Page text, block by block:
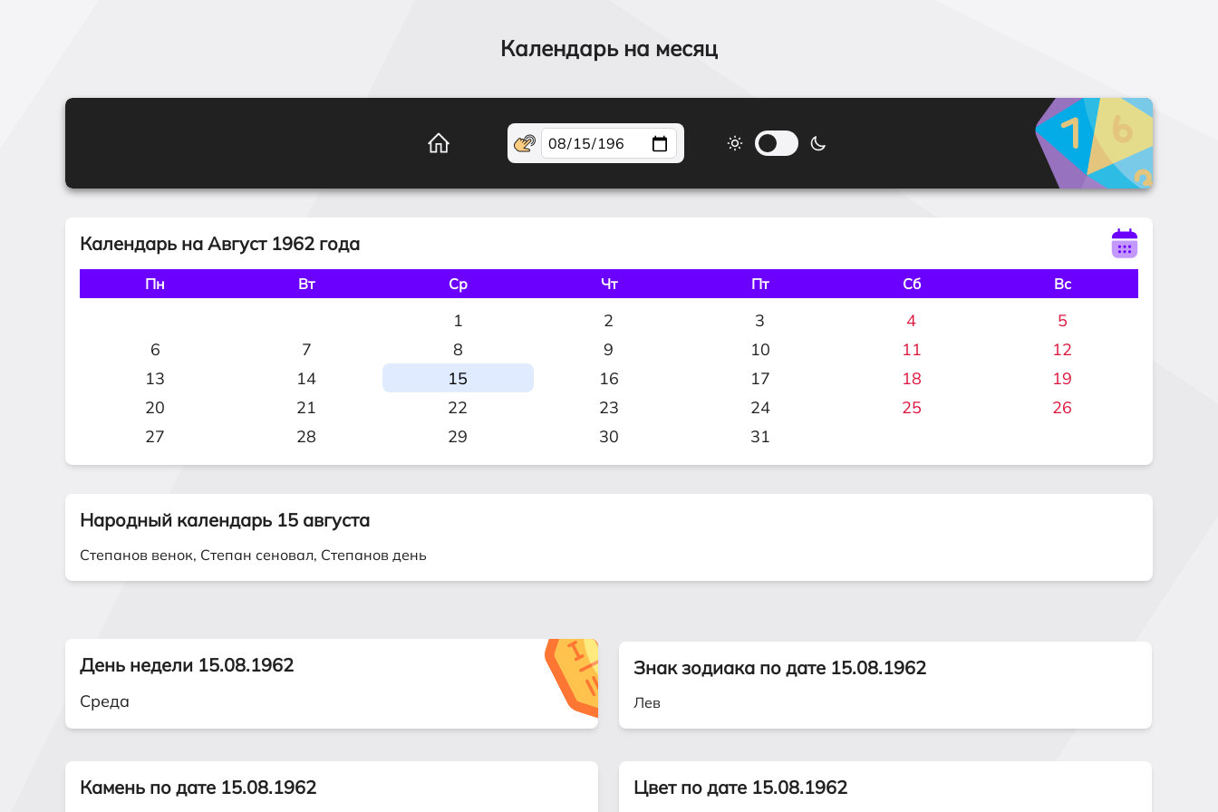
Календарь на месяц
Календарь на Август 1962 года
Пн Вт Ср Чт Пт Сб Вс
1 2 3 4
5
6
7 8 9 10 11
12
13
14 15 16 17 18
19
20
21 22 23 24 25
26
27
28 29 30 31
Народный календарь 15 августа
Степанов венок, Степан сеновал, Степанов день
День недели 15.08.1962
Среда
Знак зодиака по дате 15.08.1962
Лев
Камень по дате 15.08.1962 Цвет по дате 15.08.1962